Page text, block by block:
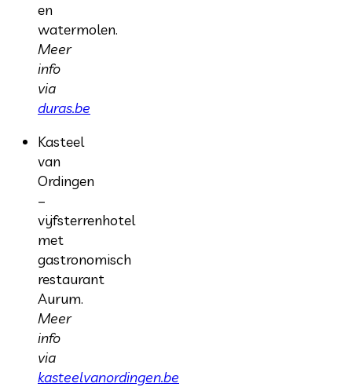
en
watermolen.
Meer
info
via
duras.be
Kasteel
van
Ordingen
–
vijfsterrenhotel
met
gastronomisch
restaurant
Aurum.
Meer
info
via
kasteelvanordingen.be